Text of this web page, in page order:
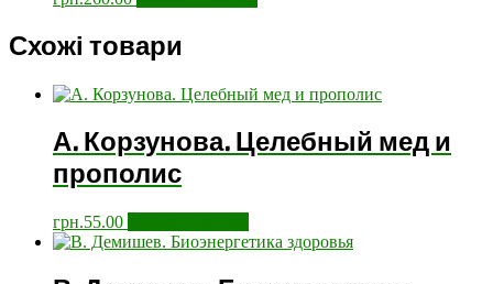
Схожі товари
А. Корзунова. Целебный мед и
прополис
грн.55.00